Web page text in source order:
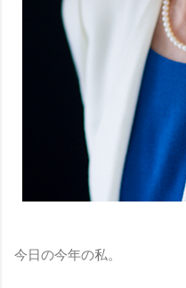
今日の今年の私。